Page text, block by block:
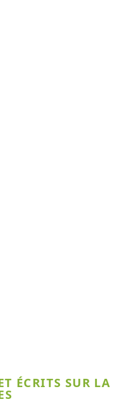
ÉCRITS SUR LA